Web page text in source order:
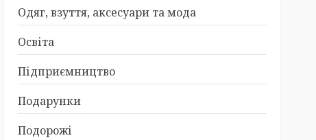
Одяг, взуття, аксесуари та мода
Освіта
Підприємництво
Подарунки
Подорожі